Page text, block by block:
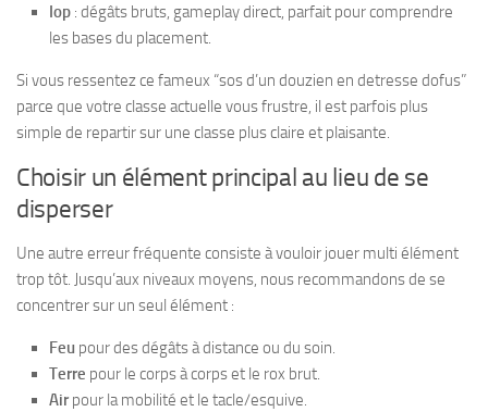
Iop : dégâts bruts, gameplay direct, parfait pour comprendre
les bases du placement.
Si vous ressentez ce fameux “sos d’un douzien en detresse dofus”
parce que votre classe actuelle vous frustre, il est parfois plus
simple de repartir sur une classe plus claire et plaisante.
Choisir un élément principal au lieu de se
disperser
Une autre erreur fréquente consiste à vouloir jouer multi élément
trop tôt. Jusqu’aux niveaux moyens, nous recommandons de se
concentrer sur un seul élément :
Feu pour des dégâts à distance ou du soin.
Terre pour le corps à corps et le rox brut.
Airpour la mobilité et le tacle/esquive.